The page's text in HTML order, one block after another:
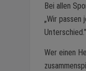
Bei allen
„Wir passen
Unterschied."
Wer einen